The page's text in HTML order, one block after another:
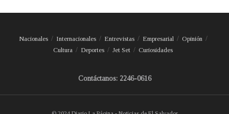
Nacionales Internacionales Entrevistas Empresarial
Opinión
Cultura
Deportes Jet Set Curiosidades
Contáctanos: 2246-0616